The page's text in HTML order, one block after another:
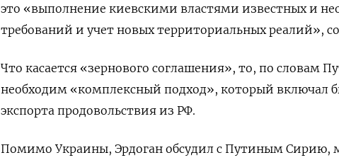
это «выполнение киевскими властями известных и
требований и учет новых территориальных реалий»,
Что касается «зернового соглашения», то, по словам
необходим «комплексный подход», который включал
экспорта продовольствия из РФ.
Помимо Украины, Эрдоган обсудил с Путиным Сирию,